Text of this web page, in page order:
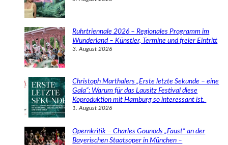
Ruhrtriennale 2026 – Regionales Programm im
Wunderland – Künstler, Termine und freier Eintritt
3. August 2026
Christoph Marthalers „Erste letzte Sekunde – eine
Gala“: Warum für das Lausitz Festival diese
Koproduktion mit Hamburg so interessant ist.
1. August 2026
Opernkritik – Charles Gounods „Faust“ an der
Bayerischen Staatsoper in München –